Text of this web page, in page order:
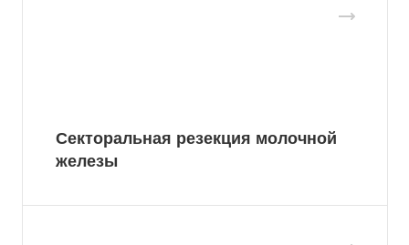
Секторальная резекция молочной
железы